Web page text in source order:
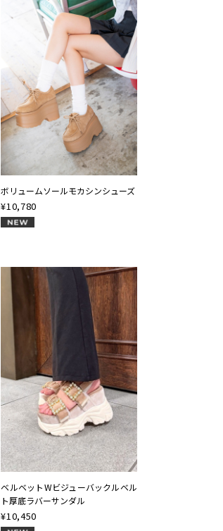
ボリュームソールモカシンシューズ
¥10,780
ベルベットWビジューバックルベル
ト厚底ラバーサンダル
¥10,450